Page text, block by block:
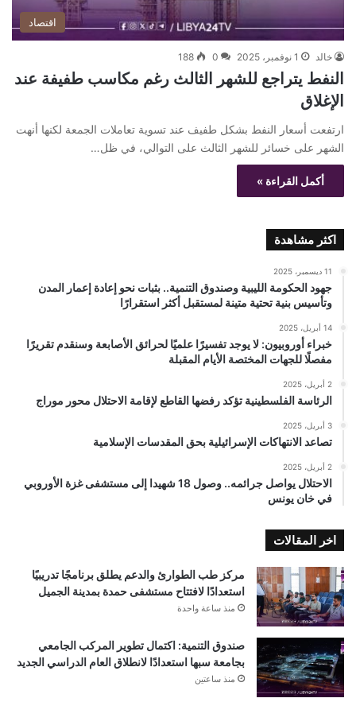
اقتصاد
خالد 1 نوفمبر، 2025 0
188
النفط يتراجع للشهر الثالث رغم مكاسب طفيفة عند
الإغلاق
ارتفعت أسعار النفط بشكل طفيف عند تسوية تعاملات الجمعة لكنها أنهت
الشهر على خسائر للشهر الثالث على التوالي، في ظل…
أكمل القراءة »
اكثر مشاهدة
11 ديسمبر، 2025
جهود الحكومة الليبية وصندوق التنمية.. بثبات نحو إعادة إعمار المدن
وتأسيس بنية تحتية متينة لمستقبل أكثر استقرارًا
14 أبريل، 2025
خبراء أوروبيون: لا يوجد تفسيرًا علميًا لحرائق الأصابعة وسنقدم تقريرًا
مفصلًا للجهات المختصة الأيام المقبلة
2 أبريل، 2025
الرئاسة الفلسطينية تؤكد رفضها القاطع لإقامة الاحتلال محور موراج
3 أبريل، 2025
تصاعد الانتهاكات الإسرائيلية بحق المقدسات الإسلامية
2 أبريل، 2025
الاحتلال يواصل جرائمه.. وصول 18 شهيدا إلى مستشفى غزة الأوروبي
في خان يونس
اخر المقالات
مركز طب الطوارئ والدعم يطلق برنامجًا تدريبيًا
استعدادًا لافتتاح مستشفى حمدة بمدينة الجميل
منذ ساعة واحدة
صندوق التنمية: اكتمال تطوير المركب الجامعي
بجامعة سبها استعدادًا لانطلاق العام الدراسي الجديد
منذ ساعتين